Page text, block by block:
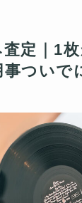
定｜1
ついで